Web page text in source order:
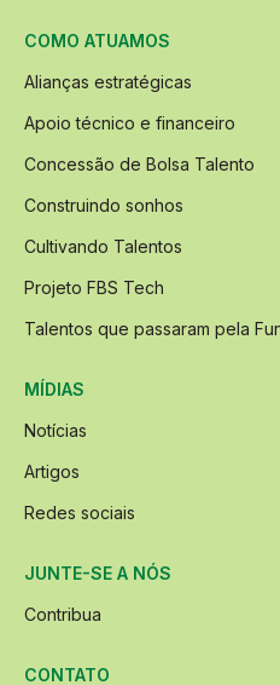
COMO ATUAMOS
Alianças estratégicas
Apoio técnico e financeiro
Concessão de Bolsa Talento
Construindo sonhos
Cultivando Talentos
Projeto FBS Tech
Talentos que passaram pela
MÍDIAS
Notícias
Artigos
Redes sociais
JUNTE-SE A NÓS
Contribua
CONTATO